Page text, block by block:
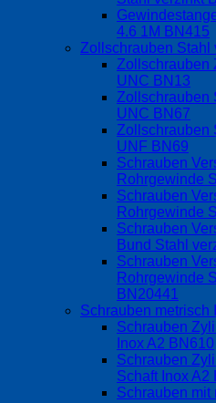
4.6 1M BN415
Zollschrauben Stahl
Zollschrauben
UNC BN13
Zollschrauben
UNC BN67
Zollschrauben
UNF BN69
Schrauben
Rohrgewinde
Schrauben
Rohrgewinde
Schrauben
Bund Stahl
Schrauben
Rohrgewinde
BN20441
Schrauben metrisch
Schrauben
Inox A2 BN610
Schrauben
Schaft Inox A2
Schrauben mit